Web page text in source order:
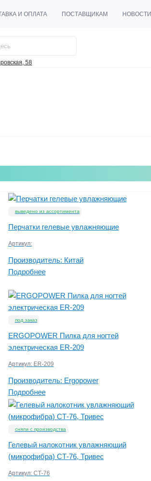
И ОПЛАТА ПОСТАВЩИКАМ НОВОСТИ
58
выведено из ассортимента
Перчатки гелевые увлажняющие
Артикул:
Производитель: Китай
Подробнее
под заказ
ERGOPOWER Пилка для ногтей
электрическая ER-209
Артикул: ER-209
Производитель: Ergopower
Подробнее
сняли с производства
Гелевый налокотник увлажняющий
(микрофибра) СТ-76, Тривес
Артикул: СТ-76